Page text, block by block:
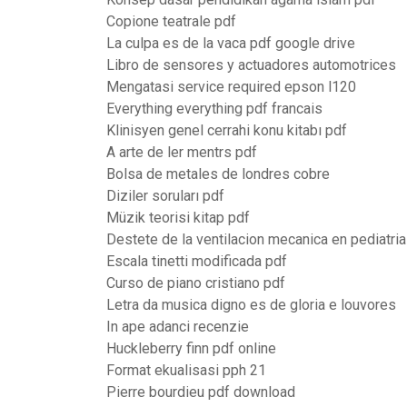
Copione teatrale pdf
La culpa es de la vaca pdf google drive
Libro de sensores y actuadores automotrices
Mengatasi service required epson l120
Everything everything pdf francais
Klinisyen genel cerrahi konu kitabı pdf
A arte de ler mentrs pdf
Bolsa de metales de londres cobre
Diziler soruları pdf
Müzik teorisi kitap pdf
Destete de la ventilacion mecanica en
Escala tinetti modificada pdf
Curso de piano cristiano pdf
Letra da musica digno es de gloria e louvores
In ape adanci recenzie
Huckleberry finn pdf online
Format ekualisasi pph 21
Pierre bourdieu pdf download